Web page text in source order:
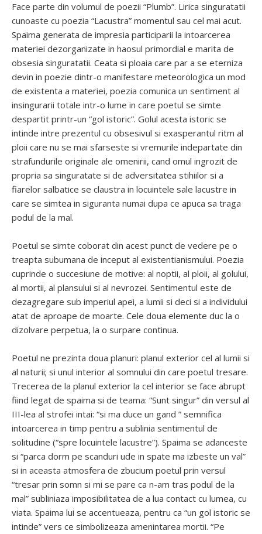
Face parte din volumul de poezii “Plumb”. Lirica singuratatii
cunoaste cu poezia “Lacustra” momentul sau cel mai acut.
Spaima generata de impresia participarii la intoarcerea
materiei dezorganizate in haosul primordial e marita de
obsesia singuratatii. Ceata si ploaia care par a se eterniza
devin in poezie dintr-o manifestare meteorologica un mod
de existenta a materiei, poezia comunica un sentiment al
insingurarii totale intr-o lume in care poetul se simte
despartit printr-un “gol istoric”. Golul acesta istoric se
intinde intre prezentul cu obsesivul si exasperantul ritm al
ploii care nu se mai sfarseste si vremurile indepartate din
strafundurile originale ale omenirii, cand omul ingrozit de
propria sa singuratate si de adversitatea stihiilor si a
fiarelor salbatice se claustra in locuintele sale lacustre in
care se simtea in siguranta numai dupa ce apuca sa traga
podul de la mal.
Poetul se simte coborat din acest punct de vedere pe o
treapta subumana de inceput al existentianismului. Poezia
cuprinde o succesiune de motive: al noptii, al ploii, al golului,
al mortii, al plansului si al nevrozei. Sentimentul este de
dezagregare sub imperiul apei, a lumii si deci si a individului
atat de aproape de moarte. Cele doua elemente duc la o
dizolvare perpetua, la o surpare continua.
Poetul ne prezinta doua planuri: planul exterior cel al lumii si
al naturii; si unul interior al somnului din care poetul tresare.
Trecerea de la planul exterior la cel interior se face abrupt
fiind legat de spaima si de teama: “Sunt singur” din versul al
III-lea al strofei intai: “si ma duce un gand ” semnifica
intoarcerea in timp pentru a sublinia sentimentul de
solitudine (“spre locuintele lacustre”). Spaima se adanceste
si “parca dorm pe scanduri ude in spate ma izbeste un val”
si in aceasta atmosfera de zbucium poetul prin versul
“tresar prin somn si mi se pare ca n-am tras podul de la
mal” subliniaza imposibilitatea de a lua contact cu lumea, cu
viata. Spaima lui se accentueaza, pentru ca “un gol istoric se
intinde” vers ce simbolizeaza amenintarea mortii. “Pe